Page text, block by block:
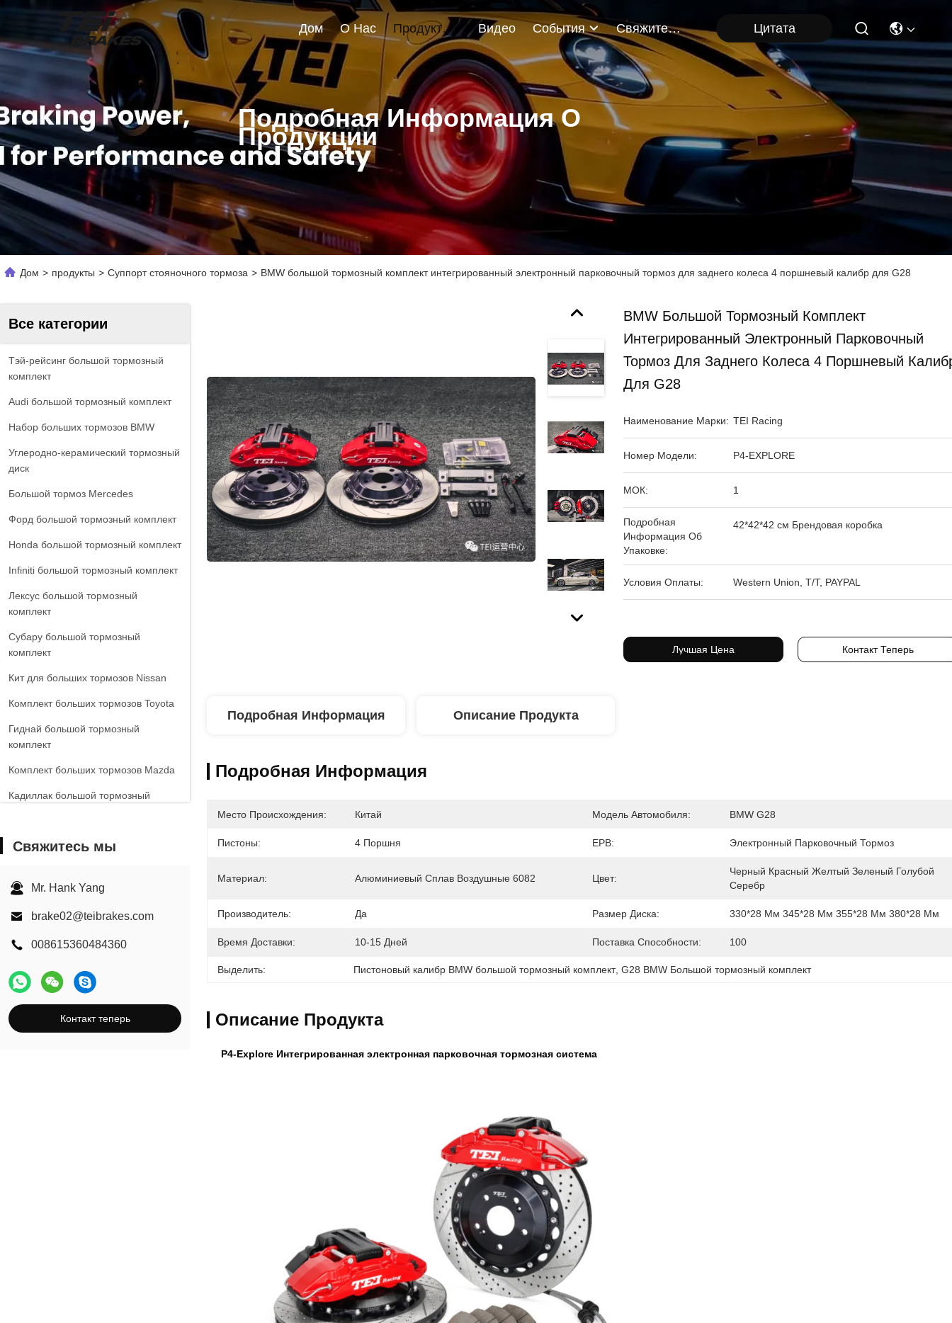
Дом О Нас Продукты Видео События Свяжитесь Мы Цитата
Подробная Информация О
Продукции
Дом > продукты > Суппорт стояночного тормоза > BMW большой тормозный комплект интегрированный электронный парковочный тормоз для заднего колеса 4 поршневый калибр для G28
Все категории
Тэй-рейсинг большой тормозный
комплект
Audi большой тормозный комплект
Набор больших тормозов BMW
Углеродно-керамический тормозный
диск
Большой тормоз Mercedes
Форд большой тормозный комплект
Honda большой тормозный комплект
Infiniti большой тормозный комплект
Лексус большой тормозный
комплект
Субару большой тормозный
комплект
Кит для больших тормозов Nissan
Комплект больших тормозов Toyota
Гиднай большой тормозный
комплект
Комплект больших тормозов Mazda
Кадиллак большой тормозный
Большой тормозный комплект
комплект
Суппорт стояночного тормоза
Комплект карбоново-керамических
тормозов
Свяжитесь мы
Mr. Hank Yang
brake02@teibrakes.com
008615360484360
Контакт теперь
BMW Большой Тормозный Комплект
Интегрированный Электронный Парковочный
Тормоз Для Заднего Колеса 4 Поршневый
Для G28
Наименование Марки: TEI Racing
Номер Модели: P4-EXPLORE
МОК: 1
Подробная
Информация Об
Упаковке:
42*42*42 см Брендовая коробка
Условия Оплаты: Western Union, T/T, PAYPAL
Лучшая Цена Контакт Теперь
Подробная Информация Описание Продукта
Подробная Информация
Место Происхождения: Китай Модель Автомобиля: BMW G28
Пистоны: 4 Поршня EPB: Электронный Парковочный Тормоз
Материал: Алюминиевый Сплав Воздушные 6082 Цвет:
Черный Красный Желтый Зеленый Голубой
Серебр
Производитель: Да Размер Диска: 330*28 Мм 345*28 Мм 355*28 Мм 380*28 Мм
Время Доставки: 10-15 Дней Поставка Способности: 100
Выделить: Пистоновый калибр BMW большой тормозный комплект, G28 BMW Большой тормозный комплект
Описание Продукта
P4-Explore Интегрированная электронная парковочная тормозная система